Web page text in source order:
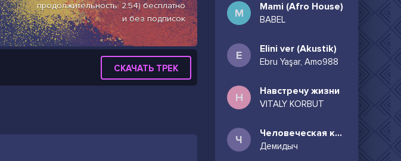
продолжительность: 2:54) бесплатно
и без подписок
СКАЧАТЬ ТРЕК
M Mami (Afro House)
BABEL
E Elini ver (Akustik)
Ebru Yaşar, Amo988
Н Навстречу жизни
VITALY KORBUT
Ч Человеческая комедия
Демидыч